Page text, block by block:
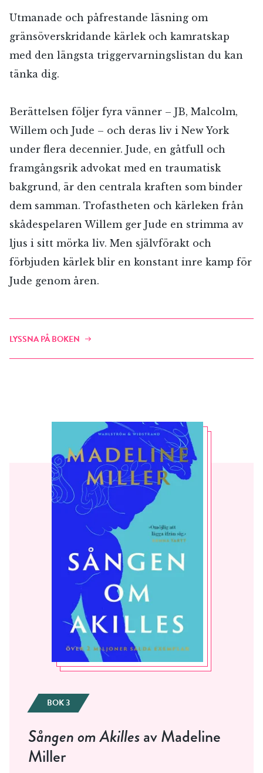
Utmanade och påfrestande läsning om
gränsöverskridande kärlek och kamratskap
med den längsta triggervarningslistan du kan
tänka dig.
Berättelsen följer fyra vänner – JB, Malcolm,
Willem och Jude – och deras liv i New York
under flera decennier. Jude, en gåtfull och
framgångsrik advokat med en traumatisk
bakgrund, är den centrala kraften som binder
dem samman. Trofastheten och kärleken från
skådespelaren Willem ger Jude en strimma av
ljus i sitt mörka liv. Men självförakt och
förbjuden kärlek blir en konstant inre kamp för
Jude genom åren.
LYSSNA PÅ BOKEN
BOK 3
Sången om Akillesav Madeline
Miller